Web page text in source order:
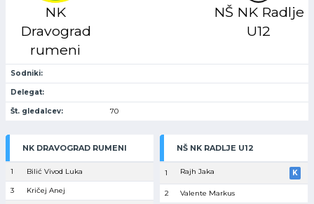
NK
Dravograd
rumeni
NŠ NK Radlje
U12
Sodniki:
Delegat:
Št. gledalcev: 70
NK DRAVOGRAD RUMENI
1 Bilić Vivod Luka
3 Kričej Anej
NŠ NK RADLJE U12
1 Rajh Jaka K
2 Valente Markus